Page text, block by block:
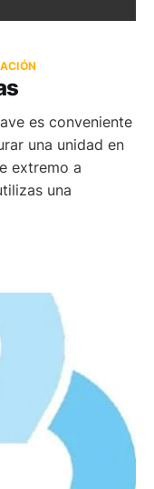
es conveniente
una unidad en
extremo a
una